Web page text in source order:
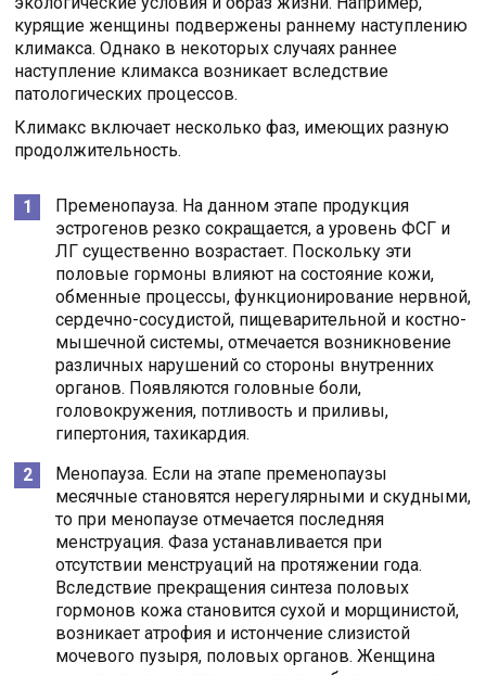
курящие женщины подвержены раннему наступлению
климакса. Однако в некоторых случаях раннее
наступление климакса возникает вследствие
патологических процессов.
Климакс включает несколько фаз, имеющих разную
продолжительность.
Пременопауза. На данном этапе продукция
эстрогенов резко сокращается, а уровень ФСГ и
ЛГ существенно возрастает. Поскольку эти
половые гормоны влияют на состояние кожи,
обменные процессы, функционирование нервной,
сердечно-сосудистой, пищеварительной и костно-
мышечной системы, отмечается возникновение
различных нарушений со стороны внутренних
органов. Появляются головные боли,
головокружения, потливость и приливы,
гипертония, тахикардия.
Менопауза. Если на этапе пременопаузы
месячные становятся нерегулярными и скудными,
то при менопаузе отмечается последняя
менструация. Фаза устанавливается при
отсутствии менструаций на протяжении года.
Вследствие прекращения синтеза половых
гормонов кожа становится сухой и морщинистой,
возникает атрофия и истончение слизистой
мочевого пузыря, половых органов. Женщина